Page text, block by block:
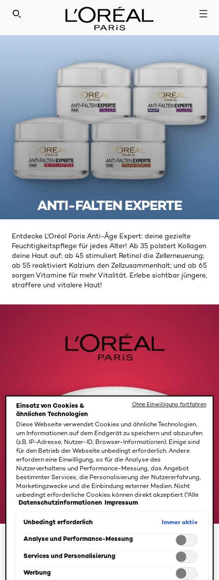
SEARCH THIS SITE
ANTI-FALTEN EXPERTE
Entdecke L'Oréal Paris Anti-Âge Expert: deine gezielte
Feuchtigkeitspflege für jedes Alter! Ab 35 polstert Kollagen
deine Haut auf; ab 45 stimuliert Retinol die Zellerneuerung;
ab 55 reaktiviert Kalzium den Zellzusammenhalt; und ab 65
sorgen Vitamine für mehr Vitalität. Erlebe sichtbar jüngere,
straffere und vitalere Haut!
JETZT ENTDECKEN
Anti-Falten Experte Intensiv-Pflege
Tagescreme 45+
Einsatz von Cookies &
ähnlichen Technologien
Diese Webseite verwendet Cookies und ähnliche Technologien,
um Informationen auf dem Endgerät zu speichern und abzurufen
(z.B. IP-Adresse, Nutzer-ID, Browser-Informationen). Einige sind
für den Betrieb der Webseite unbedingt erforderlich. Andere
erfordern eine Einwilligung, so für die Analyse des
Nutzerverhaltens und Performance-Messung, das Angebot
bestimmter Services, die Personalisierung der Nutzererfahrung,
Marketingzwecke und die Einbindung externer Medien. Nicht
unbedingt erforderliche Cookies können direkt akzeptiert ("Alle
akzeptieren") oder abgelehnt ("Ohne Einwilligung fortfahren")
ebenfalls möglich und speicherbar ("Auswahl speichern"). Die
angepasst werden. Für weitere Informationen s. unsere
Datenschutzinformationen Impressum
Unbedingt erforderlich Immer aktiv
Analyse und Performance-Messung
Services und Personalisierung
Werbung
Ohne Einwilligung fortfahren